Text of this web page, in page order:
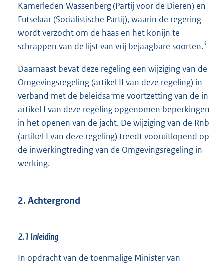
Kamerleden Wassenberg (Partij voor de Dieren) en
Futselaar (Socialistische Partij), waarin de regering
wordt verzocht om de haas en het konijn te
schrappen van de lijst van vrij bejaagbare soorten.3
Daarnaast bevat deze regeling een wijziging van de
Omgevingsregeling (artikel II van deze regeling) in
verband met de beleidsarme voortzetting van de in
artikel I van deze regeling opgenomen beperkingen
in het openen van de jacht. De wijziging van de Rnb
(artikel I van deze regeling) treedt vooruitlopend op
de inwerkingtreding van de Omgevingsregeling in
werking.
2. Achtergrond
2.1 Inleiding
In opdracht van de toenmalige Minister van